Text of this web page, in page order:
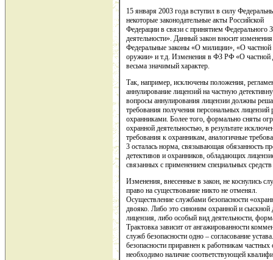
15 января 2003 года вступил в силу
некоторые законодательные акты Российской
Федерации в связи с принятием Федерального
деятельности». Данный закон вносит
Федеральные законы «О милиции», «О частной
оружии» и т.д. Изменения в ФЗ РФ «О частной
весьма значимый характер.
Так, например, исключены положения,
аннулирование лицензий на частную
вопросы аннулирования лицензии должны
требования получения персональных
охранниками. Более того, формально сняты
охранной деятельностью, в результате
требования к охранникам, аналогичные
3 осталась норма, связывающая обязанность
детективов и охранников, обладающих
связанных с применением специальных
Изменения, внесенные в закон, не коснулись
право на существование никто не отменял.
Осуществление службами безопасности
двояко. Либо это синоним охранной и
лицензия, либо особый вид деятельности,
Трактовка зависит от ангажированности
служб безопасности одно – согласование
безопасности приравнен к работникам
необходимо наличие соответствующей